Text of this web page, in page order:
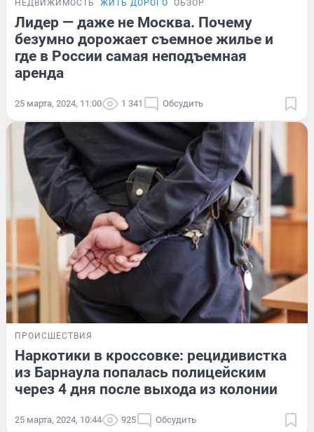
НЕДВИЖИМОСТЬ ЖИТЬ ДОРОГО ОБЗОР
Лидер — даже не Москва. Почему
безумно дорожает съемное жилье и
где в России самая неподъемная
аренда
25 марта, 2024, 11:00 1 341 Обсудить
ПРОИСШЕСТВИЯ
Наркотики в кроссовке: рецидивистка
из Барнаула попалась полицейским
через 4 дня после выхода из колонии
25 марта, 2024, 10:44 925 Обсудить